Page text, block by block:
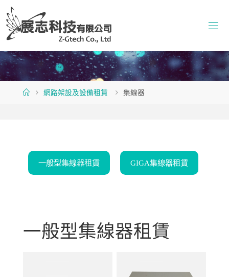
Skip
content
Home網路架設及設備租賃 集線器
一般型集線器租賃 GIGA集線器租賃
一般型集線器租賃